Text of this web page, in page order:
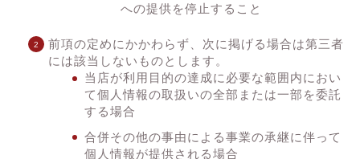
への提供を停止すること
前項の定めにかかわらず、次に掲げる場合は第三者
には該当しないものとします。
当店が利用目的の達成に必要な範囲内におい
て個人情報の取扱いの全部または一部を委託
する場合
合併その他の事由による事業の承継に伴って
個人情報が提供される場合